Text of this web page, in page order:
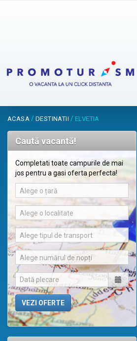
ACASA / DESTINATII / ELVETIA
Caută vacantă!
Completati toate campurile de mai
jos pentru a gasi oferta perfecta!
Alege o țară
Alege o localitate
Alege tipul de transport
Alege numărul de nopți